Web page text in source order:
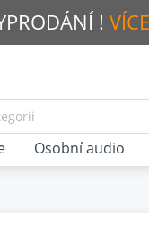
!
Osobní audio